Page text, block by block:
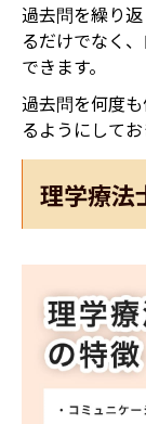
過去問を繰り
るだけでなく
できます。
過去問を何度
るようにしてお
理学療法